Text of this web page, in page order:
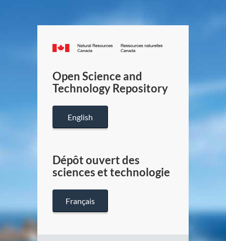
Canada.ca
/
Canada
Open Science and
Technology Repository
English
Dépôt ouvert des
sciences et technologie
Français